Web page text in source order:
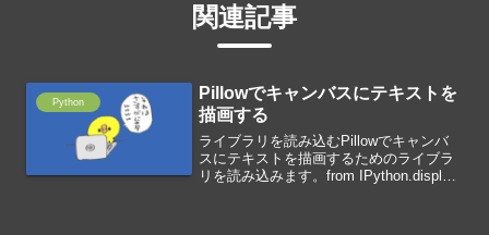
関連記事
Python
Pillowでキャンバスにテキストを
描画する
ライブラリを読み込むPillowでキャンバ
スにテキストを描画するためのライブラ
リを読み込みます。from IPython.display